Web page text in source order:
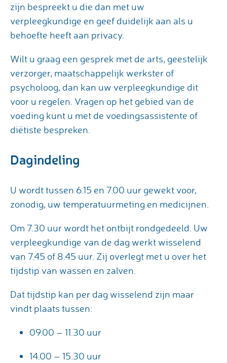
zijn bespreekt u die dan met uw
verpleegkundige en geef duidelijk aan als u
behoefte heeft aan privacy.
Wilt u graag een gesprek met de arts, geestelijk
verzorger, maatschappelijk werkster of
psycholoog, dan kan uw verpleegkundige dit
voor u regelen. Vragen op het gebied van de
voeding kunt u met de voedingsassistente of
diëtiste bespreken.
Dagindeling
U wordt tussen 6.15 en 7.00 uur gewekt voor,
zonodig, uw temperatuurmeting en medicijnen.
Om 7.30 uur wordt het ontbijt rondgedeeld. Uw
verpleegkundige van de dag werkt wisselend
van 7.45 of 8.45 uur. Zij overlegt met u over het
tijdstip van wassen en zalven.
Dat tijdstip kan per dag wisselend zijn maar
vindt plaats tussen:
09.00 – 11.30 uur
14.00 – 15.30 uur